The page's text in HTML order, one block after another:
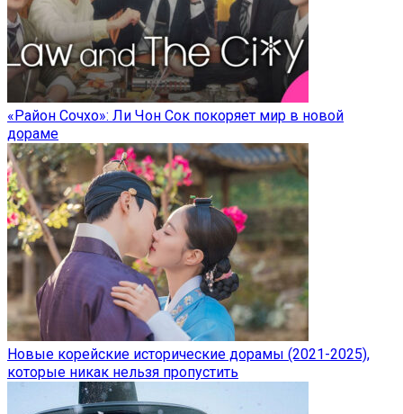
«Район Сочхо»: Ли Чон Сок покоряет мир в новой
дораме
Новые корейские исторические дорамы (2021-2025),
которые никак нельзя пропустить